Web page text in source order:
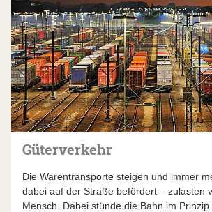
Güterverkehr
Die Warentransporte steigen und immer
dabei auf der Straße befördert – zulasten
Mensch. Dabei stünde die Bahn im Prinzip